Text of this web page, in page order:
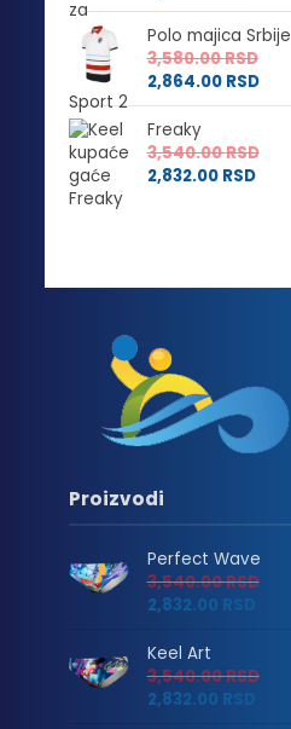
Polo majica Srbije
3,580.00RSD
2,864.00 RSD
Freaky
3,540.00RSD
2,832.00 RSD
Proizvodi
Perfect Wave
3,540.00RSD
2,832.00 RSD
Keel Art
3,540.00RSD
2,832.00 RSD